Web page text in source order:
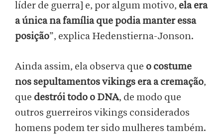
líder de guerra] e, por algum motivo, ela era
a única na família que podia manter essa
posição”, explica Hedenstierna-Jonson.
Ainda assim, ela observa que o costume
nos sepultamentos vikings era a cremação,
que destrói todo o DNA, de modo que
outros guerreiros vikings considerados
homens podem ter sido mulheres também.